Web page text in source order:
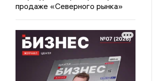
продаже «Северного рынка»